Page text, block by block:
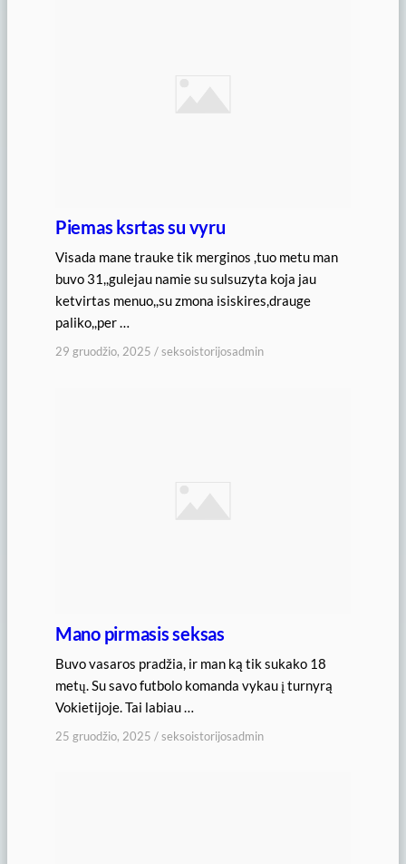
Piemas ksrtas su vyru
Visada mane trauke tik merginos ,tuo metu man
buvo 31,,gulejau namie su sulsuzyta koja jau
ketvirtas menuo,,su zmona isiskires,drauge
paliko,,per …
29 gruodžio, 2025 /seksoistorijosadmin
Mano pirmasis seksas
Buvo vasaros pradžia, ir man ką tik sukako 18
metų. Su savo futbolo komanda vykau į turnyrą
Vokietijoje. Tai labiau …
25 gruodžio, 2025 /seksoistorijosadmin